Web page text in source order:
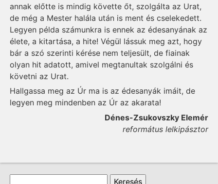
annak előtte is mindig követte őt, szolgálta az Urat,
de még a Mester halála után is ment és cselekedett.
Legyen példa számunkra is ennek az édesanyának az
élete, a kitartása, a hite! Végül lássuk meg azt, hogy
bár a szó szerinti kérése nem teljesült, de fiainak
olyan hit adatott, amivel megtanultak szolgálni és
követni az Urat.
Hallgassa meg az Úr ma is az édesanyák imáit, de
legyen meg mindenben az Úr az akarata!
Dénes-Zsukovszky Elemér
református lelkipásztor
Keresés űrlap